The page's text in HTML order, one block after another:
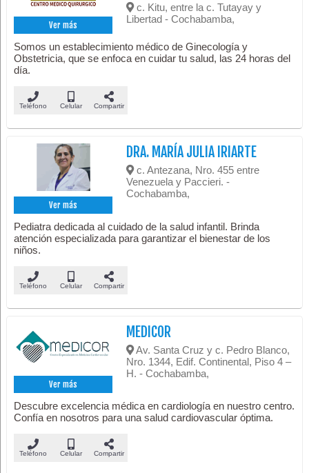
Ver más
c. Kitu, entre la c. Tutayay y
Libertad - Cochabamba,
Somos un establecimiento médico de Ginecología y
Obstetricia, que se enfoca en cuidar tu salud, las 24 horas del
día.
Teléfono Celular Compartir
Ver más
DRA. MARÍA JULIA IRIARTE
c. Antezana, Nro. 455 entre
Venezuela y Paccieri. -
Cochabamba,
Pediatra dedicada al cuidado de la salud infantil. Brinda
atención especializada para garantizar el bienestar de los
niños.
Teléfono Celular Compartir
Ver más
MEDICOR
Av. Santa Cruz y c. Pedro Blanco,
Nro. 1344, Edif. Continental, Piso 4 –
H. - Cochabamba,
Descubre excelencia médica en cardiología en nuestro centro.
Confía en nosotros para una salud cardiovascular óptima.
Teléfono Celular Compartir